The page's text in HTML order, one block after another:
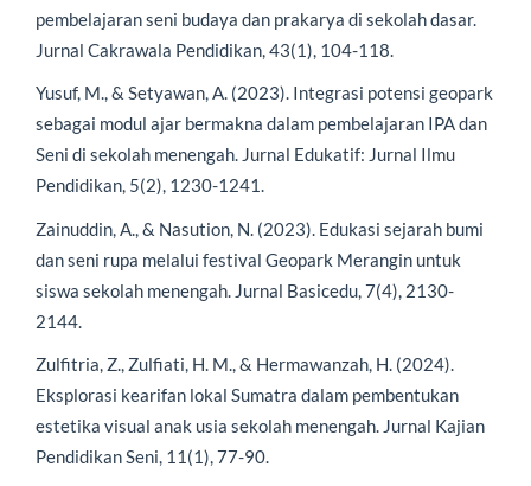
pembelajaran seni budaya dan prakarya di sekolah dasar.
Jurnal Cakrawala Pendidikan, 43(1), 104-118.
Yusuf, M., & Setyawan, A. (2023). Integrasi potensi geopark
sebagai modul ajar bermakna dalam pembelajaran IPA dan
Seni di sekolah menengah. Jurnal Edukatif: Jurnal Ilmu
Pendidikan, 5(2), 1230-1241.
Zainuddin, A., & Nasution, N. (2023). Edukasi sejarah bumi
dan seni rupa melalui festival Geopark Merangin untuk
siswa sekolah menengah. Jurnal Basicedu, 7(4), 2130-
2144.
Zulfitria, Z., Zulfiati, H. M., & Hermawanzah, H. (2024).
Eksplorasi kearifan lokal Sumatra dalam pembentukan
estetika visual anak usia sekolah menengah. Jurnal Kajian
Pendidikan Seni, 11(1), 77-90.